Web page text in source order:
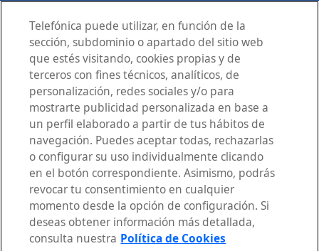
AVISO LEGAL
POLÍTICA DE PRIVACIDAD
DECLARACIÓN DE ACCESIBILIDAD
POLÍTICA DE COOKIES
CONFIGURACIÓN DE COOKIES
Telefónica puede utilizar, en función de la
sección, subdominio o apartado del sitio web
que estés visitando, cookies propias y de
terceros con fines técnicos, analíticos, de
personalización, redes sociales y/o para
mostrarte publicidad personalizada en base a
un perfil elaborado a partir de tus hábitos de
navegación. Puedes aceptar todas, rechazarlas
o configurar su uso individualmente clicando
en el botón correspondiente. Asimismo, podrás
revocar tu consentimiento en cualquier
momento desde la opción de configuración. Si
deseas obtener información más detallada,
consulta nuestra Política de Cookies